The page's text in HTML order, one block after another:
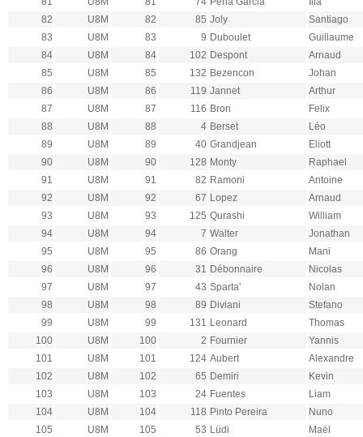
82
U8M 82 85 Joly
Santiago
83
U8M 83 9 Duboulet
Guillaume
84
U8M 84 102 Despont
Arnaud
85
U8M 85 132 Bezencon
Johan
86
U8M 86 119 Jannet
Arthur
87
U8M 87 116 Bron
Felix
88
U8M 88 4 Berset
Léo
89
U8M 89 40 Grandjean
Eliott
90
U8M 90 128 Monty
Raphael
91
U8M 91 82 Ramoni
Antoine
92
U8M 92 67 Lopez
Arnaud
93
U8M 93 125 Qurashi
William
94
U8M 94 7 Walter
Jonathan
95
U8M 95 86 Orang
Mani
96
U8M 96 31 Débonnaire
Nicolas
97
U8M 97 43 Sparta'
Nolan
98
U8M 98 89 Diviani
Stefano
99
U8M 99 131 Leonard
Thomas
100
U8M 100 2 Fournier
Yannis
101
U8M 101 124 Aubert
Alexandre
102
U8M 102 65 Demiri
Kevin
103
U8M 103 24 Fuentes
Liam
104
U8M 104 118 Pinto Pereira
Nuno
105
U8M 105 53 Lüdi
Maël